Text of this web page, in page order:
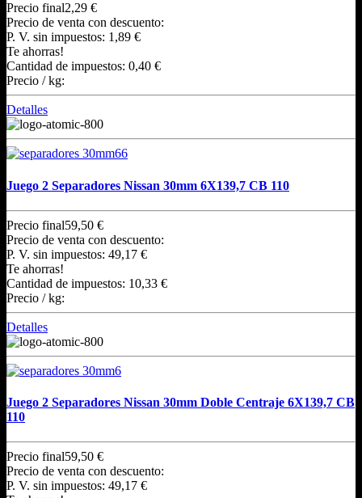
Precio final2,29 €
Precio de venta con descuento:
P. V. sin impuestos: 1,89 €
Te ahorras!
Cantidad de impuestos: 0,40 €
Precio / kg:
Detalles
Juego 2 Separadores Nissan 30mm 6X139,7 CB 110
Precio final59,50 €
Precio de venta con descuento:
P. V. sin impuestos: 49,17 €
Te ahorras!
Cantidad de impuestos: 10,33 €
Precio / kg:
Detalles
Juego 2 Separadores Nissan 30mm Doble Centraje 6X139,7 CB
110
Precio final59,50 €
Precio de venta con descuento:
P. V. sin impuestos: 49,17 €